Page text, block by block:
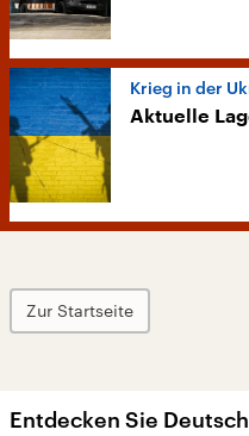
Krieg in der
Aktuelle
Zur Startseite
Entdecken Sie